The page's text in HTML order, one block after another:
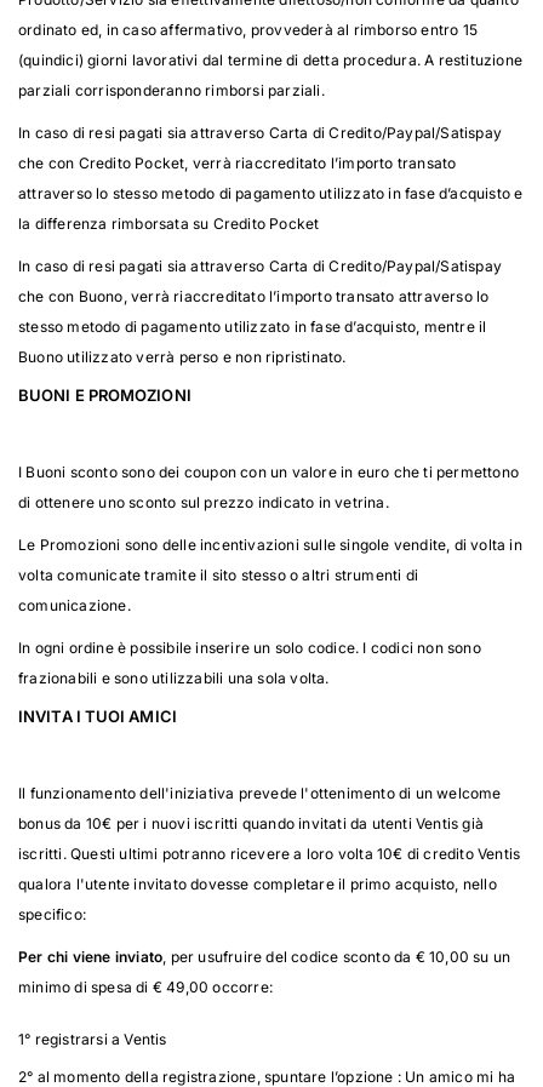
ordinato ed, in caso affermativo, provvederà al rimborso entro 15
(quindici) giorni lavorativi dal termine di detta procedura. A restituzione
parziali corrisponderanno rimborsi parziali.
In caso di resi pagati sia attraverso Carta di Credito/Paypal/Satispay
che con Credito Pocket, verrà riaccreditato l’importo transato
attraverso lo stesso metodo di pagamento utilizzato in fase d’acquisto e
la differenza rimborsata su Credito Pocket
In caso di resi pagati sia attraverso Carta di Credito/Paypal/Satispay
che con Buono, verrà riaccreditato l’importo transato attraverso lo
stesso metodo di pagamento utilizzato in fase d’acquisto, mentre il
Buono utilizzato verrà perso e non ripristinato.
BUONI E PROMOZIONI
I Buoni sconto sono dei coupon con un valore in euro che ti permettono
di ottenere uno sconto sul prezzo indicato in vetrina.
Le Promozioni sono delle incentivazioni sulle singole vendite, di volta in
volta comunicate tramite il sito stesso o altri strumenti di
comunicazione.
In ogni ordine è possibile inserire un solo codice. I codici non sono
frazionabili e sono utilizzabili una sola volta.
INVITA I TUOI AMICI
Il funzionamento dell'iniziativa prevede l'ottenimento di un welcome
bonus da 10€ per i nuovi iscritti quando invitati da utenti Ventis già
iscritti. Questi ultimi potranno ricevere a loro volta 10€ di credito Ventis
qualora l'utente invitato dovesse completare il primo acquisto, nello
specifico:
Per chi viene inviato, per usufruire del codice sconto da € 10,00 su un
minimo di spesa di € 49,00 occorre:
1° registrarsi a Ventis
2° al momento della registrazione, spuntare l’opzione : Un amico mi ha